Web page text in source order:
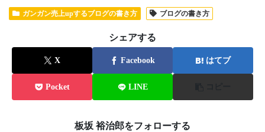
ガンガン売上upするブログの書き方 ブログの書き方
シェアする
X Facebook はてブ
Pocket LINE
板坂 裕治郎をフォローする